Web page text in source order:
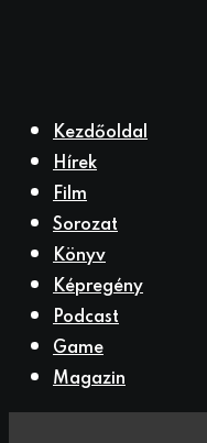
Kezdőoldal
Hírek
Film
Sorozat
Könyv
Képregény
Podcast
Game
Magazin